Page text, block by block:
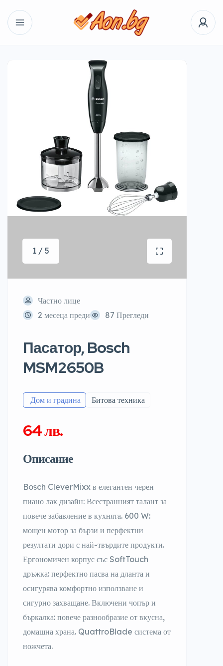
1 / 5
Частно лице
2 месеца преди
87 Прегледи
Пасатор, Bosch
MSM2650B
️ Дом и градина Битова техника
64 лв.
Описание
Bosch CleverMixx в елегантен черен
пиано лак дизайн: Всестранният талант за
повече забавление в кухнята. 600 W:
мощен мотор за бързи и перфектни
резултати дори с най-твърдите продукти.
Ергономичен корпус със SoftTouch
дръжка: перфектно пасва на дланта и
осигурява комфортно използване и
сигурно захващане. Включени чопър и
бъркалка: повече разнообразие от вкусна,
домашна храна. QuattroBlade система от
ножчета.